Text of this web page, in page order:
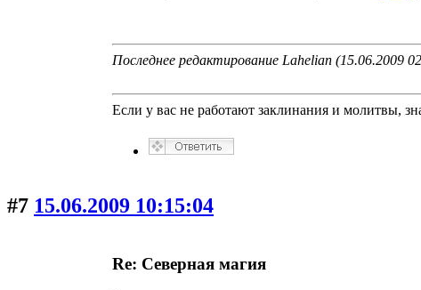
Последнее редактирование Lahelian (15.06.2009
Если у вас не работают заклинания и молитвы,
#7 15.06.2009 10:15:04
Re: Северная магия